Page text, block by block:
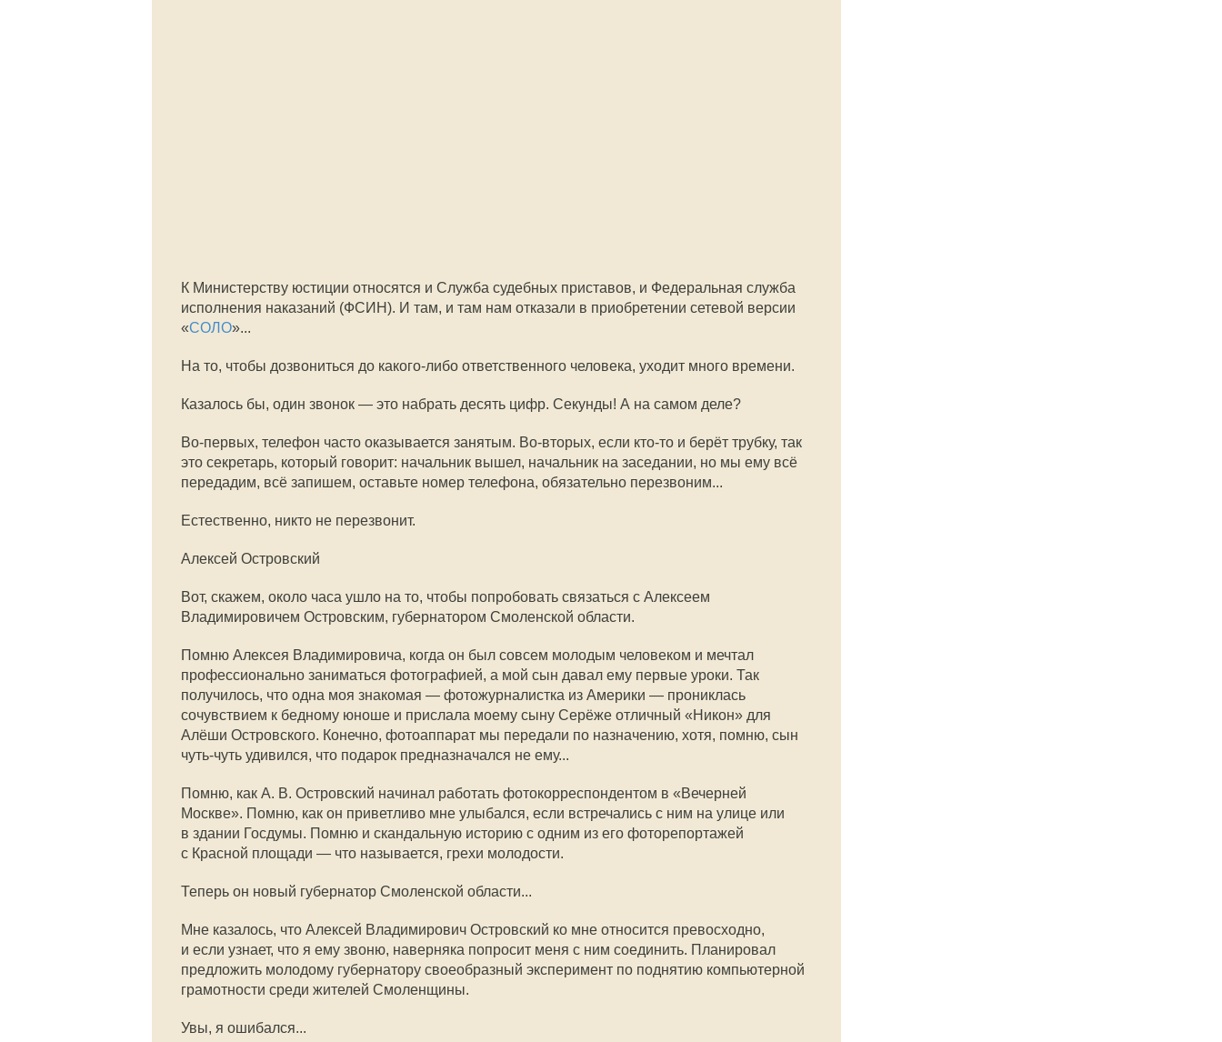
К Министерству юстиции относятся и Служба судебных приставов, и Федеральная служба
исполнения наказаний (ФСИН). И там, и там нам отказали в приобретении сетевой версии
«СОЛО»...
На то, чтобы дозвониться до какого-либо ответственного человека, уходит много времени.
Казалось бы, один звонок — это набрать десять цифр. Секунды! А на самом деле?
Во-первых, телефон часто оказывается занятым. Во-вторых, если кто-то и берёт трубку, так
это секретарь, который говорит: начальник вышел, начальник на заседании, но мы ему всё
передадим, всё запишем, оставьте номер телефона, обязательно перезвоним...
Естественно, никто не перезвонит.
Алексей Островский
Вот, скажем, около часа ушло на то, чтобы попробовать связаться с Алексеем
Владимировичем Островским, губернатором Смоленской области.
Помню Алексея Владимировича, когда он был совсем молодым человеком и мечтал
профессионально заниматься фотографией, а мой сын давал ему первые уроки. Так
получилось, что одна моя знакомая — фотожурналистка из Америки — прониклась
сочувствием к бедному юноше и прислала моему сыну Серёже отличный «Никон» для
Алёши Островского. Конечно, фотоаппарат мы передали по назначению, хотя, помню, сын
чуть-чуть удивился, что подарок предназначался не ему...
Помню, как А. В. Островский начинал работать фотокорреспондентом в «Вечерней
Москве». Помню, как он приветливо мне улыбался, если встречались с ним на улице или
в здании Госдумы. Помню и скандальную историю с одним из его фоторепортажей
с Красной площади — что называется, грехи молодости.
Теперь он новый губернатор Смоленской области...
Мне казалось, что Алексей Владимирович Островский ко мне относится превосходно,
и если узнает, что я ему звоню, наверняка попросит меня с ним соединить. Планировал
предложить молодому губернатору своеобразный эксперимент по поднятию компьютерной
грамотности среди жителей Смоленщины.
Увы, я ошибался...